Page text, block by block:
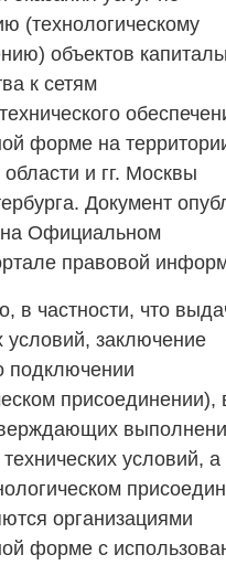
(технологическому
объектов
к сетям
форме на
и гг. Москвы
Документ
на Официальном
правовой
в частности, что
условий, заключение
подключении
присоединении),
условий, а
организациями
форме с